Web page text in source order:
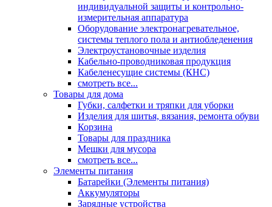
индивидуальной защиты и контрольно-
измерительная аппаратура
Оборудование электронагревательное,
системы теплого пола и антиобледенения
Электроустановочные изделия
Кабельно-проводниковая продукция
Кабеленесущие системы (КНС)
смотреть все...
Товары для дома
Губки, салфетки и тряпки для уборки
Изделия для шитья, вязания, ремонта обуви
Корзина
Товары для праздника
Мешки для мусора
смотреть все...
Элементы питания
Батарейки (Элементы питания)
Аккумуляторы
Зарядные устройства